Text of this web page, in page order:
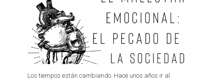
Los tiempos están cambiando. Hace unos años ir al